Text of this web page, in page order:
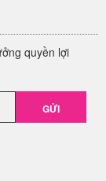
quyền lợi
GỬI